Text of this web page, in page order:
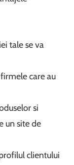
tale se va
care au
si
un site de
clientului